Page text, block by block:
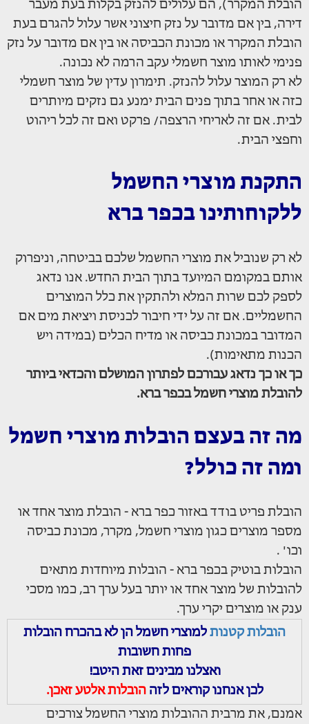
הובלת המקרר), הם עלולים להנזק בקלות בעת מעבר
דירה, בין אם מדובר על נזק חיצוני אשר עלול להגרם בעת
הובלת המקרר או מכונת הכביסה או בין אם מדובר על נזק
פנימי לאותו מוצר חשמלי עקב הרמה לא נכונה.
לא רק המוצר עלול להנזק. תימרון עדין של מוצר חשמלי
כזה או אחר בתוך פנים הבית ימנע גם נזקים מיותרים
לבית. אם זה לאריחי הרצפה/ פרקט ואם זה לכל ריהוט
וחפצי הבית.
התקנת מוצרי החשמל
ללקוחותינו בכפר ברא
לא רק שנוביל את מוצרי החשמל שלכם בביטחה, וניפרוק
אותם במקומם המיועד בתוך הבית החדש. אנו נדאג
לספק לכם שרות המלא ולהתקין את כלל המוצרים
החשמליים. אם זה על ידי חיבור לכניסת ויציאת מים אם
המדובר במכונת כביסה או מדיח הכלים (במידה ויש
הכנות מתאימות).
כך או כך נדאג עבורכם לפתרון המושלם והכדאי ביותר
להובלת מוצרי חשמל בכפר ברא.
מה זה בעצם הובלות מוצרי חשמל
ומה זה כולל?
הובלת פריט בודד באזור כפר ברא - הובלת מוצר אחד או
מספר מוצרים כגון מוצרי חשמל, מקרר, מכונת כביסה
וכו' .
הובלות בוטיק בכפר ברא - הובלות מיוחדות מתאים
להובלות של מוצר אחד או יותר בעל ערך רב, כמו מסכי
ענק או מוצרים יקרי ערך.
הובלות קטנות למוצרי חשמל הן לא בהכרח הובלות
פחות חשובות
ואצלנו מבינים זאת היטב!
לכן אנחנו קוראים לזההובלות אלטע זאכן.
אמנם, את מרבית ההובלות מוצרי החשמל צורכים